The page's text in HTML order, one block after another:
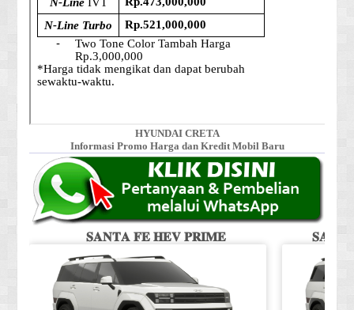
HYUNDAI CRETA
Informasi Promo Harga dan Kredit Mobil Baru
𝐒𝐀𝐍𝐓𝐀 𝐅𝐄 𝐇𝐄𝐕 𝐏𝐑𝐈𝐌𝐄